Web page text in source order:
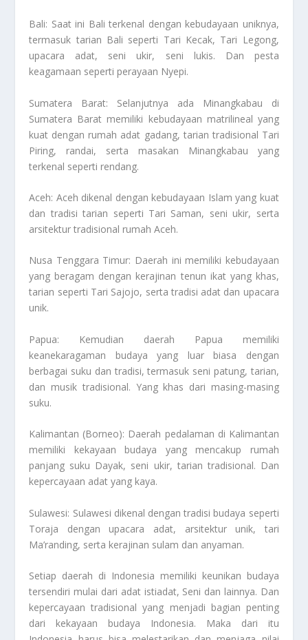
Bali: Saat ini Bali terkenal dengan kebudayaan uniknya,
termasuk tarian Bali seperti Tari Kecak, Tari Legong,
upacara adat, seni ukir, seni lukis. Dan pesta
keagamaan seperti perayaan Nyepi.
Sumatera Barat: Selanjutnya ada Minangkabau di
Sumatera Barat memiliki kebudayaan matrilineal yang
kuat dengan rumah adat gadang, tarian tradisional Tari
Piring, randai, serta masakan Minangkabau yang
terkenal seperti rendang.
Aceh: Aceh dikenal dengan kebudayaan Islam yang kuat
dan tradisi tarian seperti Tari Saman, seni ukir, serta
arsitektur tradisional rumah Aceh.
Nusa Tenggara Timur: Daerah ini memiliki kebudayaan
yang beragam dengan kerajinan tenun ikat yang khas,
tarian seperti Tari Sajojo, serta tradisi adat dan upacara
unik.
Papua: Kemudian daerah Papua memiliki
keanekaragaman budaya yang luar biasa dengan
berbagai suku dan tradisi, termasuk seni patung, tarian,
dan musik tradisional. Yang khas dari masing-masing
suku.
Kalimantan (Borneo): Daerah pedalaman di Kalimantan
memiliki kekayaan budaya yang mencakup rumah
panjang suku Dayak, seni ukir, tarian tradisional. Dan
kepercayaan adat yang kaya.
Sulawesi: Sulawesi dikenal dengan tradisi budaya seperti
Toraja dengan upacara adat, arsitektur unik, tari
Ma’randing, serta kerajinan sulam dan anyaman.
Setiap daerah di Indonesia memiliki keunikan budaya
tersendiri mulai dari adat istiadat, Seni dan lainnya. Dan
kepercayaan tradisional yang menjadi bagian penting
dari kekayaan budaya Indonesia. Maka dari itu